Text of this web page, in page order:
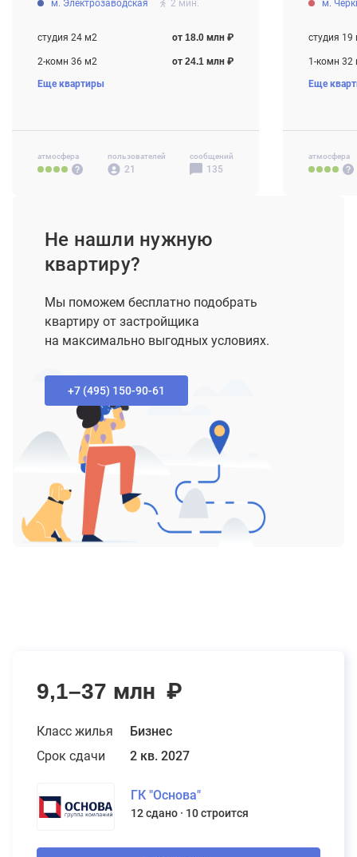
9,1–37 млн ₽
Класс жилья
Бизнес
Срок сдачи
2 кв. 2027
ГК "Основа"
12 сдано 10 строится
Строится
м. Электрозаводская 2 мин.
студия 24 м2 от 18.0 млн ₽
2-комн 36 м2 от 24.1 млн ₽
3-комн 57 м2
Еще квартиры
атмосфера пользователей
21
сообщений
135
Строится
м.
студия 19
1-комн 32
2-комн 48
Еще
атмосфера
Не нашли нужную
квартиру?
Мы поможем бесплатно подобрать
квартиру от застройщика
на максимально выгодных условиях.
+7 (495) 150-90-61‬